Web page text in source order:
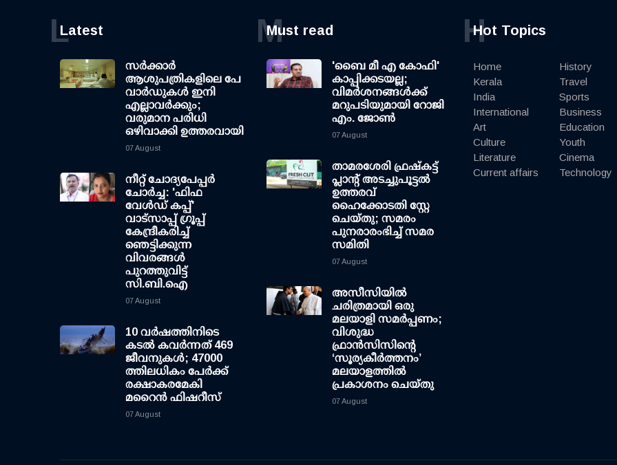
Latest
L
സര്‍ക്കാര്‍
ആശുപത്രികളിലെ പേ
വാര്‍ഡുകള്‍ ഇനി
എല്ലാവര്‍ക്കും;
വരുമാന പരിധി
ഒഴിവാക്കി ഉത്തരവായി
07 August
നീറ്റ് ചോദ്യപേപ്പര്‍
ചോര്‍ച്ച: 'ഫിഫ
വേള്‍ഡ് കപ്പ്'
വാട്സാപ്പ് ഗ്രൂപ്പ്
കേന്ദ്രീകരിച്ച്
ഞെട്ടിക്കുന്ന
വിവരങ്ങള്‍
പുറത്തുവിട്ട്
സി.ബി.ഐ
07 August
10 വര്‍ഷത്തിനിടെ
കടല്‍ കവര്‍ന്നത് 469
ജീവനുകള്‍; 47000
ത്തിലധികം പേര്‍ക്ക്
രക്ഷാകരമേകി
മറൈന്‍ ഫിഷറീസ്
07 August
Must read
M
'ബൈ മീ എ കോഫി'
കാപ്പിക്കടയല്ല;
വിമര്‍ശനങ്ങള്‍ക്ക്
മറുപടിയുമായി റോജി
എം. ജോണ്‍
07 August
താമരശേരി ഫ്രഷ്കട്ട്
പ്ലാന്റ് അടച്ചുപൂട്ടൽ
ഉത്തരവ്
ഹൈക്കോടതി സ്റ്റേ
ചെയ്തു; സമരം
പുനരാരംഭിച്ച് സമര
സമിതി
07 August
അസീസിയിൽ
ചരിത്രമായി ഒരു
മലയാളി സമർപ്പണം;
വിശുദ്ധ
ഫ്രാൻസിസിന്റെ
‘സൂര്യകീർത്തനം’
മലയാളത്തിൽ
പ്രകാശനം ചെയ്തു
07 August
Hot Topics
H
Home
Kerala
India
International
Art
Culture
Literature
Current affairs
History
Travel
Sports
Business
Education
Youth
Cinema
Technology